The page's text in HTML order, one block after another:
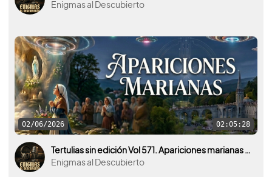
Enigmas al Descubierto
02/06/2026 02:05:28
Tertulias sin edición Vol 571. Apariciones marianas ¿Qué hay detrás del fenómeno y qué lo provoca?
Enigmas al Descubierto